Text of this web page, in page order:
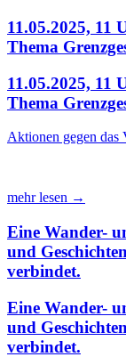
11.05.2025, 11
Thema
11.05.2025, 11
Thema
Aktionen gegen das
mehr lesen →
Eine Wander-
und
verbindet.
Eine Wander-
und
verbindet.